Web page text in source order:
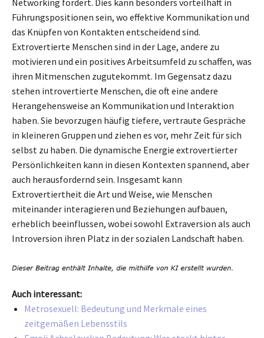
Führungspositionen sein, wo effektive Kommunikation und
das Knüpfen von Kontakten entscheidend sind.
Extrovertierte Menschen sind in der Lage, andere zu
motivieren und ein positives Arbeitsumfeld zu schaffen, was
ihren Mitmenschen zugutekommt. Im Gegensatz dazu
stehen introvertierte Menschen, die oft eine andere
Herangehensweise an Kommunikation und Interaktion
haben. Sie bevorzugen häufig tiefere, vertraute Gespräche
in kleineren Gruppen und ziehen es vor, mehr Zeit für sich
selbst zu haben. Die dynamische Energie extrovertierter
Persönlichkeiten kann in diesen Kontexten spannend, aber
auch herausfordernd sein. Insgesamt kann
Extrovertiertheit die Art und Weise, wie Menschen
miteinander interagieren und Beziehungen aufbauen,
erheblich beeinflussen, wobei sowohl Extraversion als auch
Introversion ihren Platz in der sozialen Landschaft haben.
Auch interessant:
Metrosexuell: Bedeutung und Merkmale eines
zeitgemäßen Lebensstils